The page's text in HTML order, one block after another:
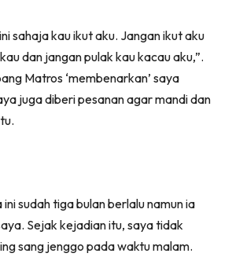
sahaja kau ikut aku. Jangan ikut aku
dan jangan pulak kau kacau aku,”.
Matros ‘membenarkan’ saya
juga diberi pesanan agar mandi dan
sudah tiga bulan berlalu namun ia
Sejak kejadian itu, saya tidak
sang jenggo pada waktu malam.